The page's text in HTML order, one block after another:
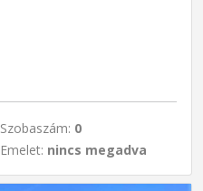
Szobaszám: 0
Emelet: nincs megadva